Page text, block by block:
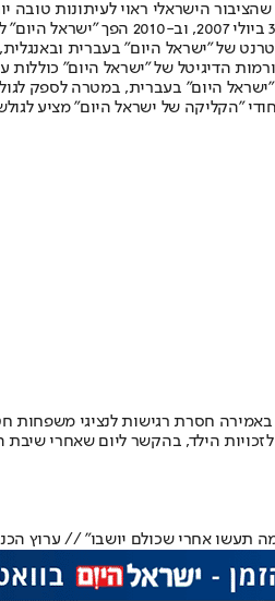
הישראלי ראוי לעיתונות טובה
תשלום. המהדורה המודפסת
הדיגיטל של "ישראל היום"
של "ישראל היום" בעברית, במטרה
"הקליקה של ישראל היום" מציע
חסרת רגישות לנציגי משפחות
הילד, בהקשר ליום שאחרי
תעשו אחרי שכולם יושבו" // ערוץ